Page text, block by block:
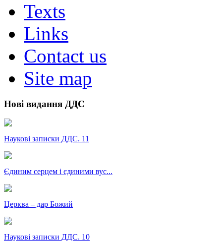
Texts
Links
Contact us
Site map
Нові видання ДДС
Наукові записки ДДС. 11
Єдиним серцем і єдиними вус...
Церква – дар Божий
Наукові записки ДДС. 10